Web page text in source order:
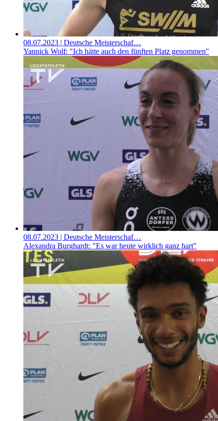
08.07.2023 | Deutsche Meisterschaf…
Yannick Wolf: "Ich hätte auch den fünften Platz genommen"
08.07.2023 | Deutsche Meisterschaf…
Alexandra Burghardt: "Es war heute wirklich ganz hart"